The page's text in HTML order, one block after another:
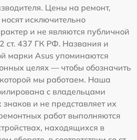
Цены на ремонт,
исключительно
и не являются публичной
ст. 437 ГК РФ. Названия и
марки Asus упоминаются
целях — чтобы обозначить
мы работаем. Наша
с владельцами
и не представляет их
работ выполняются
находящихся в